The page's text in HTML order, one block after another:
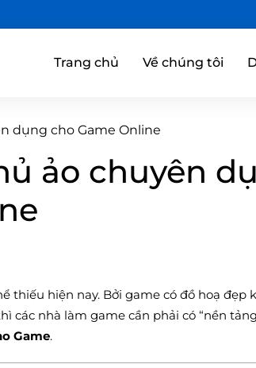
Trang chủ Về chúng tôi
dụng cho Game Online
ảo chuyên
thiếu hiện nay. Bởi game có đồ hoạ đẹp
các nhà làm game cần phải có “nền
Game.